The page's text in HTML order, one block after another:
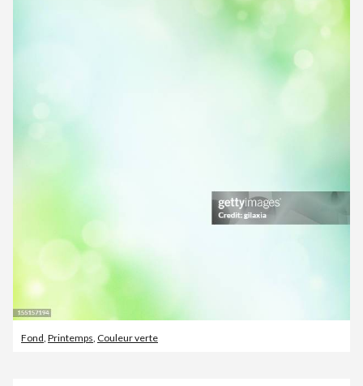
Fond Printemps Couleur verte